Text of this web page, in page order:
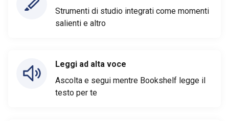
Strumenti di studio integrati come momenti
salienti e altro
Leggi ad alta voce
Ascolta e segui mentre Bookshelf legge il
testo per te